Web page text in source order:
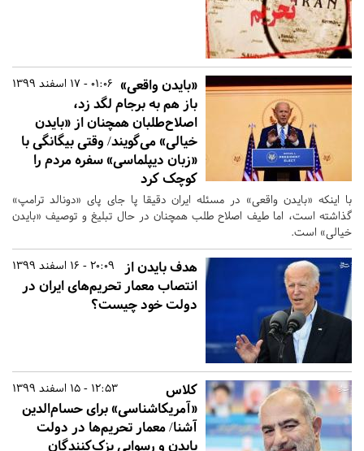
01:06 - 17 اسفند 1399 «بایدن واقعی»
باز هم به برجام لگد زد،
اصلاح‌طلبان همچنان از «بایدن
خیالی» می‌گویند/ وقتی بیگانگی با
«زبان دیپلماسی» سفره مردم را
کوچک کرد
با اینکه «بایدن واقعی» در مسئله ایران دقیقا پا جای پای «دونالد ترامپ»
گذاشته است، اما طیف اصلاح طلب همچنان در حال تبلیغ و توصیف «بایدن
خیالی» است.
20:09 - 16 اسفند 1399
هدف بایدن از
انتصاب معمار تحریم‌های ایران در
دولت خود چیست؟
12:53 - 15 اسفند 1399
کلاس
«آمریکاشناسی» برای حسام‌الدین
آشنا/ معمار تحریم‌ها در دولت
بایدن و رسوایی بزک‌کنندگان